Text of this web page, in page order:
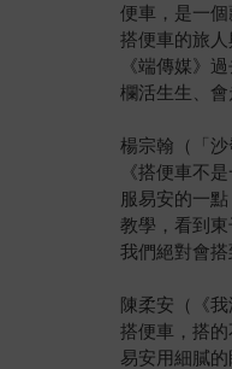
便車，是一
搭便車的旅
《端傳媒》
欄活生生、
楊宗翰（「沙
《搭便車不
服易安的一
教學，看到
我們絕對會搭
陳柔安（《
搭便車，搭
易安用細膩